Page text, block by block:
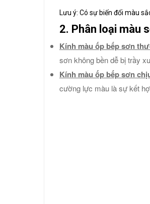
Lưu ý: Có sự biến đổi màu
2. Phân loại màu
Kính màu ốp bếp sơn
sơn không bền dễ bị trầy
Kính màu ốp bếp sơn
cường lực màu là sự kết